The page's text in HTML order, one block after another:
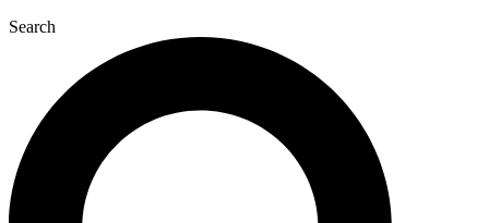
Search